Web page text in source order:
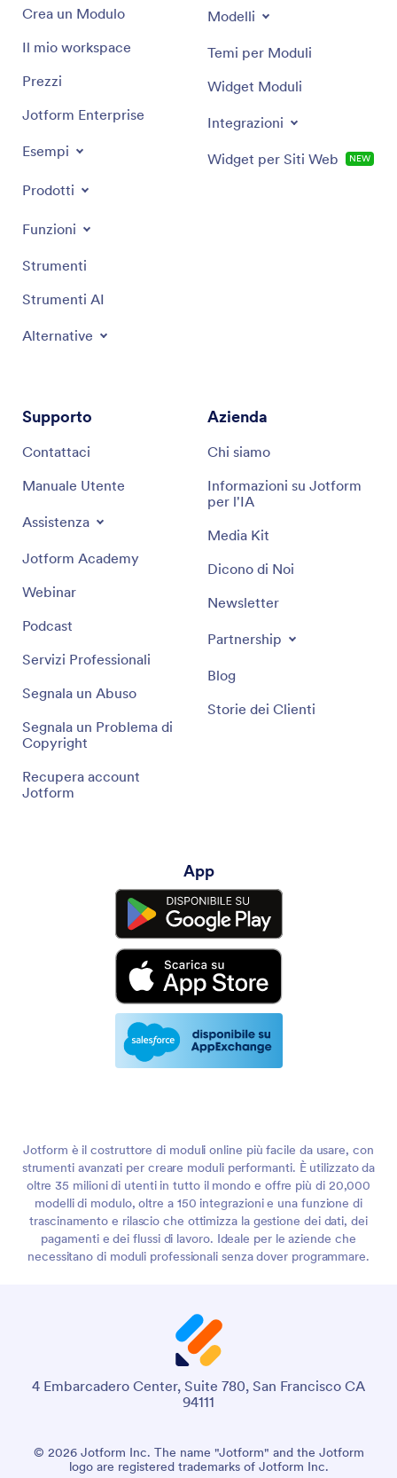
Crea un Modulo
Il mio workspace
Prezzi
Jotform Enterprise
Esempi
Prodotti
Funzioni
Strumenti
Strumenti AI
Alternative
Modelli
Temi per Moduli
Widget Moduli
Integrazioni
Widget per Siti Web NEW
Supporto
Contattaci
Manuale Utente
Assistenza
Jotform Academy
Webinar
Podcast
Servizi Professionali
Segnala un Abuso
Segnala un Problema di
Copyright
Recupera account
Jotform
Azienda
Chi siamo
Informazioni su Jotform
per l'IA
Media Kit
Dicono di Noi
Newsletter
Partnership
Blog
Storie dei Clienti
App
Jotform è il costruttore di moduli online più facile da usare, con
strumenti avanzati per creare moduli performanti. È utilizzato da
oltre 35 milioni di utenti in tutto il mondo e offre più di 20,000
modelli di modulo, oltre a 150 integrazioni e una funzione di
trascinamento e rilascio che ottimizza la gestione dei dati, dei
pagamenti e dei flussi di lavoro. Ideale per le aziende che
necessitano di moduli professionali senza dover programmare.
4 Embarcadero Center, Suite 780, San Francisco CA
94111
© 2026 Jotform Inc. The name "Jotform" and the Jotform
logo are registered trademarks of Jotform Inc.